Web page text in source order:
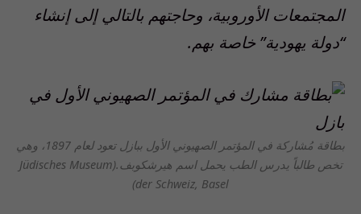
المجتمعات الأوروبية، وحاجتهم بالتالي إلى إنشاء
“دولة يهودية” خاصة بهم.
بطاقة مُشاركة في المؤتمر الصهيوني الأول ببازل تعود لعام 1897، وهي
تخص طالباً يدرس الطب يحمل اسم هيرشكوبف. (Jüdisches Museum
der Schweiz, Basel)